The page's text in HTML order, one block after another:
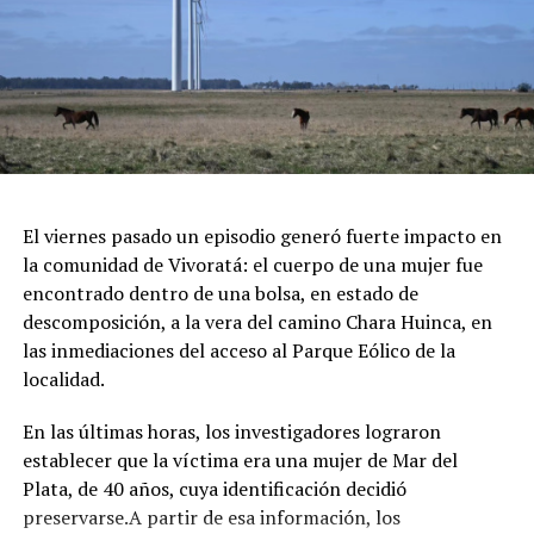
Feria de Artesanos y Emprendedores: Un paseo cultural
repleto de arte y diseño local cobijado por el histórico
pinar.
Espectáculos y Área Kids: Shows de artistas locales e
invitados en el escenario principal, junto a una zona
dedicada exclusivamente al entretenimiento infantil con
arboledas y dejarse tentar por una taza de chocolate
caliente mientras se disfruta de buena música es el plan
perfecto para escaparse de la rutina este fin de semana
largo.
INFORMACIÓN GENERAL DEL EVENTO
Evento: 30° Fiesta Nacional del Chocolate Artesanal
(ChocoGesell)
Fecha: Fin de semana largo del 17 de Agosto de 2026
Horario: De 11:00 a 21:00 hs.
El viernes pasado un episodio generó fuerte impacto en
la comunidad de Vivoratá: el cuerpo de una mujer fue
encontrado dentro de una bolsa, en estado de
descomposición, a la vera del camino Chara Huinca, en
las inmediaciones del acceso al Parque Eólico de la
localidad.
En las últimas horas, los investigadores lograron
establecer que la víctima era una mujer de Mar del
Plata, de 40 años, cuya identificación decidió
preservarse.A partir de esa información, los